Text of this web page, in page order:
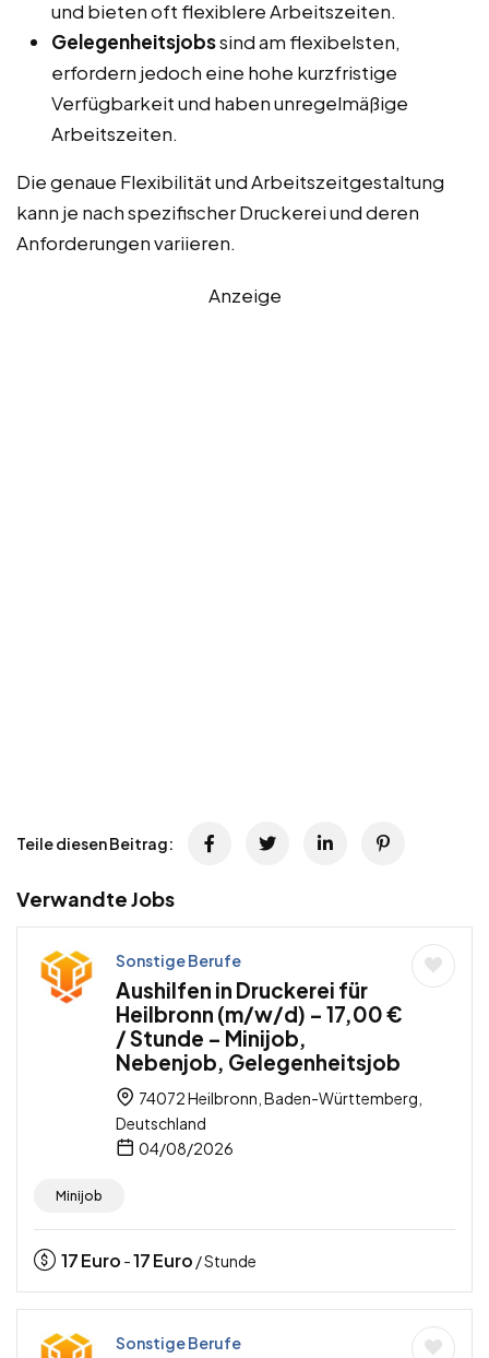
und bieten oft flexiblere Arbeitszeiten.
Gelegenheitsjobssind am flexibelsten,
erfordern jedoch eine hohe kurzfristige
Verfügbarkeit und haben unregelmäßige
Arbeitszeiten.
Die genaue Flexibilität und Arbeitszeitgestaltung
kann je nach spezifischer Druckerei und deren
Anforderungen variieren.
Anzeige
Teile diesen Beitrag:
Verwandte Jobs
Sonstige Berufe
Aushilfen in Druckerei für
Heilbronn (m/w/d) – 17,00 €
/ Stunde – Minijob,
Nebenjob, Gelegenheitsjob
74072 Heilbronn, Baden-Württemberg,
Deutschland
04/08/2026
Minijob
17Euro -17Euro / Stunde
Sonstige Berufe